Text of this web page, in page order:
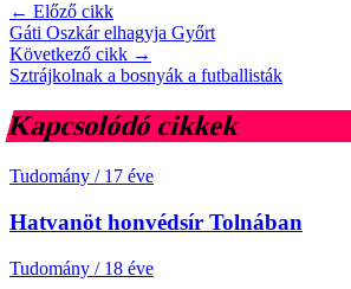
← Előző cikk
Gáti Oszkár elhagyja Győrt
Következő cikk →
Sztrájkolnak a bosnyák a futballisták
Kapcsolódó cikkek
Tudomány / 17 éve
Hatvanöt honvédsír Tolnában
Tudomány / 18 éve